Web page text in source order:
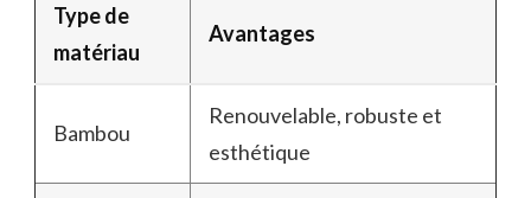
Type de
matériau
Avantages
Bambou
Renouvelable, robuste et
esthétique